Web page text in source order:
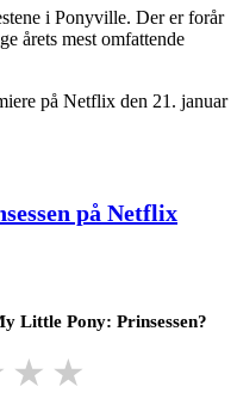
i Ponyville. Der er forår
årets mest omfattende
på Netflix den 21. januar
på Netflix
Little Pony: Prinsessen?
★ ★